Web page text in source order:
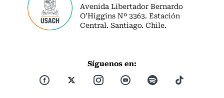
Avenida Libertador Bernardo
O’Higgins Nº 3363. Estación
Central. Santiago. Chile.
Síguenos en: